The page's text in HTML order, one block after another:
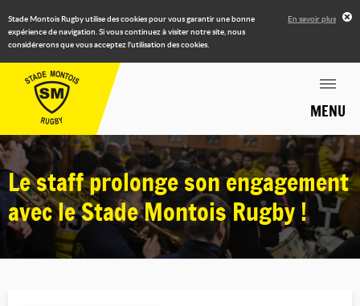
Stade Montois Rugby utilise des cookies pour vous garantir une bonne
expérience de navigation. Si vous continuez à visiter notre site, nous
considérerons que vous acceptez l'utilisation des cookies.
En savoir plus
MENU
Le staff prolonge son engagement
avec le Stade Montois Rugby !